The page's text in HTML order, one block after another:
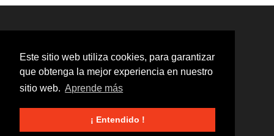
Este sitio web utiliza cookies, para garantizar
que obtenga la mejor experiencia en nuestro
sitio web. Aprende más
¡ Entendido !
© 2020 Servicio Técnico Lamborghini